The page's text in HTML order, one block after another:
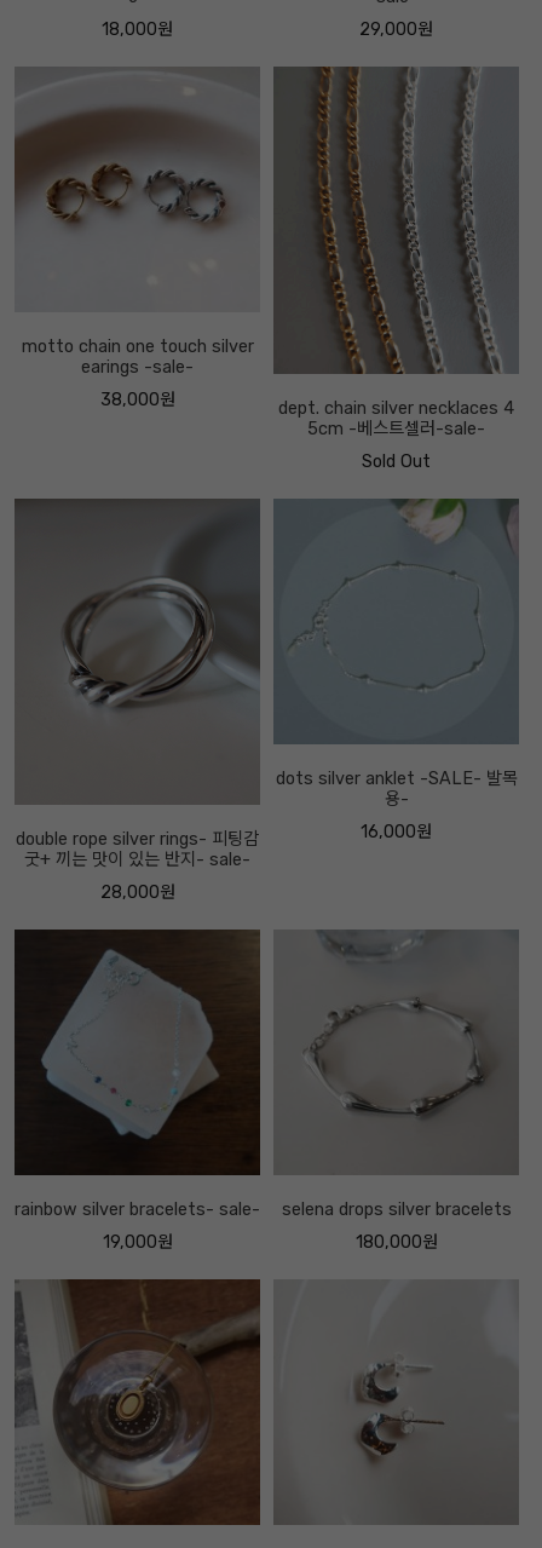
18,000원
29,000원
motto chain one touch silver
earings -sale-
38,000원
dept. chain silver necklaces 4
5cm -베스트셀러-sale-
Sold Out
double rope silver rings- 피팅감
굿+ 끼는 맛이 있는 반지- sale-
28,000원
dots silver anklet -SALE- 발목
용-
16,000원
rainbow silver bracelets- sale-
19,000원
selena drops silver bracelets
180,000원